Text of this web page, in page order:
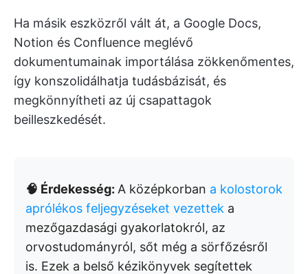
Ha másik eszközről vált át, a Google Docs,
Notion és Confluence meglévő
dokumentumainak importálása zökkenőmentes,
így konszolidálhatja tudásbázisát, és
megkönnyítheti az új csapattagok
beilleszkedését.
🧠 Érdekesség: A középkorban a kolostorok
aprólékos feljegyzéseket vezettek a
mezőgazdasági gyakorlatokról, az
orvostudományról, sőt még a sörfőzésről
is. Ezek a belső kézikönyvek segítettek